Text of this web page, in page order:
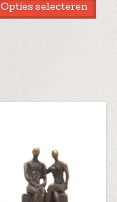
Opties selecteren